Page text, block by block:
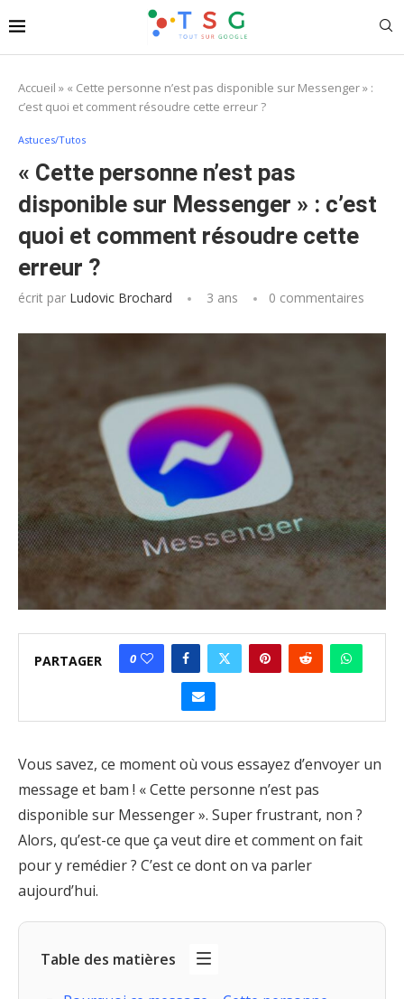
Accueil » « Cette personne n’est pas disponible sur Messenger » :
c’est quoi et comment résoudre cette erreur ?
Astuces/Tutos
« Cette personne n’est pas
disponible sur Messenger » : c’est
quoi et comment résoudre cette
erreur ?
écrit par Ludovic Brochard 3 ans 0 commentaires
PARTAGER 0
Vous savez, ce moment où vous essayez d’envoyer un
message et bam ! « Cette personne n’est pas
disponible sur Messenger ». Super frustrant, non ?
Alors, qu’est-ce que ça veut dire et comment on fait
pour y remédier ? C’est ce dont on va parler
aujourd’hui.
Table des matières